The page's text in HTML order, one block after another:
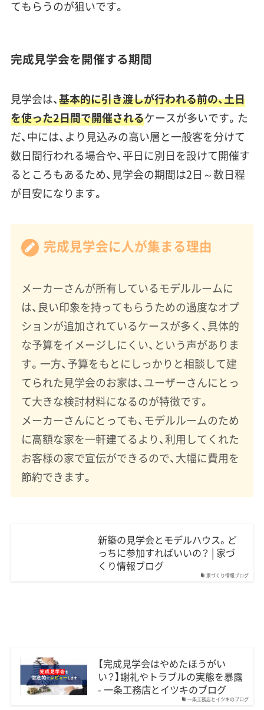
てもらうのが狙いです。
完成見学会を開催する期間
見学会は、基本的に引き渡しが行われる前の、土日
を使った2日間で開催されるケースが多いです。た
だ、中には、より見込みの高い層と一般客を分けて
数日間行われる場合や、平日に別日を設けて開催す
るところもあるため、見学会の期間は2日～数日程
が目安になります。
完成見学会に人が集まる理由
メーカーさんが所有しているモデルルームに
は、良い印象を持ってもらうための過度なオプ
ションが追加されているケースが多く、具体的
な予算をイメージしにくい、という声がありま
す。一方、予算をもとにしっかりと相談して建
てられた見学会のお家は、ユーザーさんにとっ
て大きな検討材料になるのが特徴です。
メーカーさんにとっても、モデルルームのため
に高額な家を一軒建てるより、利用してくれた
お客様の家で宣伝ができるので、大幅に費用を
節約できます。
家づくり情報ブログ
新築の見学会とモデルハウス。ど
っちに参加すればいいの？ | 家づ
くり情報ブログ
一条工務店とイツキのブログ
【完成見学会はやめたほうがい
い？】謝礼やトラブルの実態を暴露
- 一条工務店とイツキのブログ